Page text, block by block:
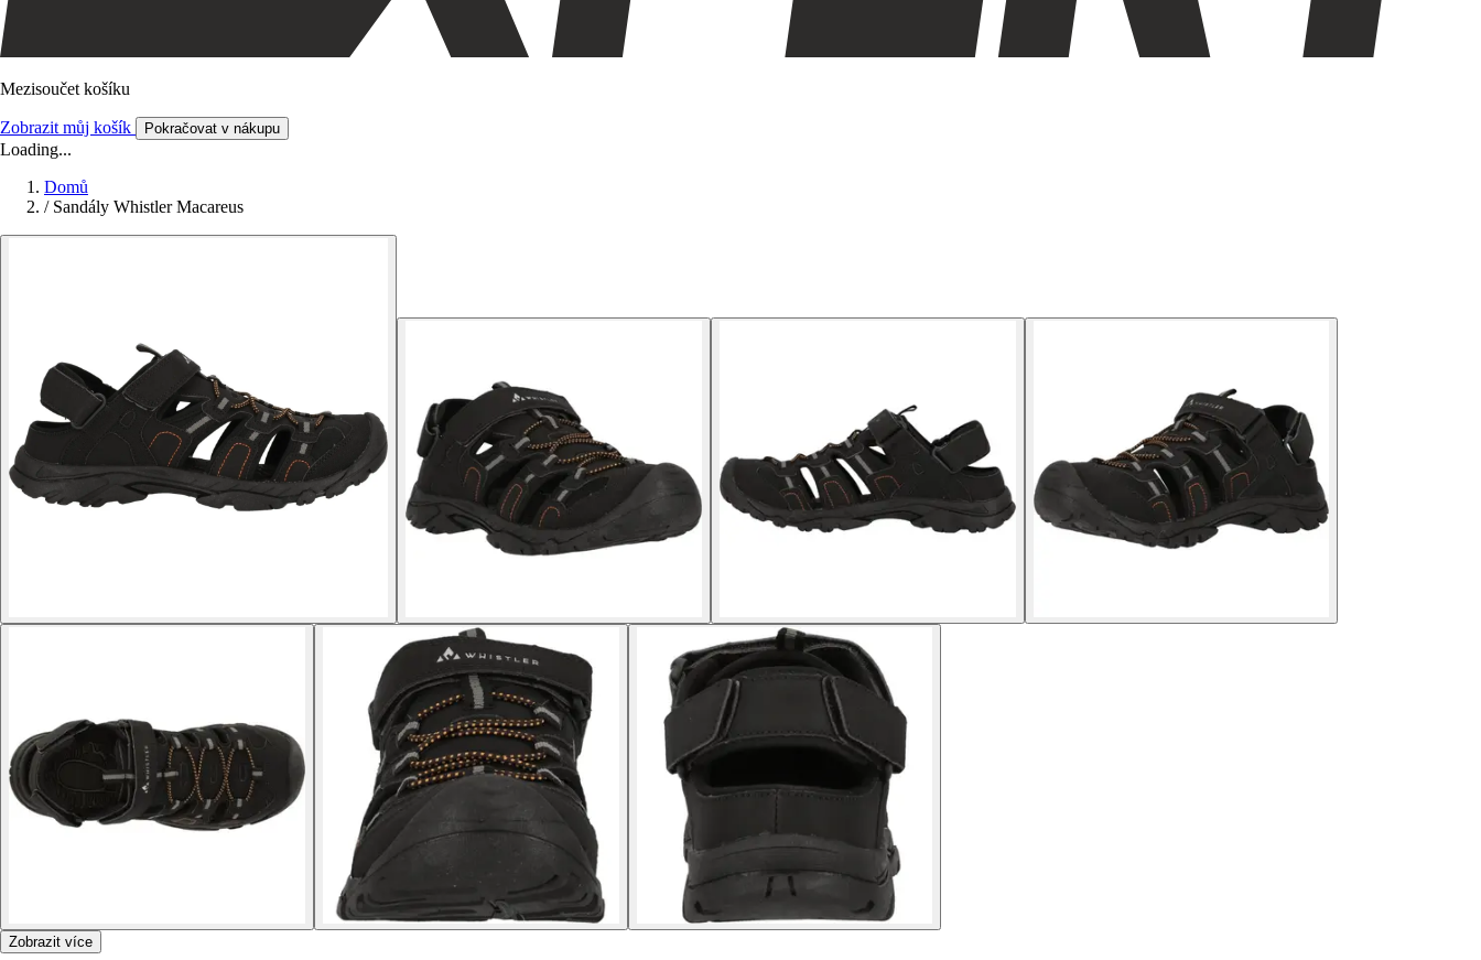
Mezisoučet košíku
Zobrazit můj košík Pokračovat v nákupu
Loading...
Domů
/ Sandály Whistler Macareus
Zobrazit více